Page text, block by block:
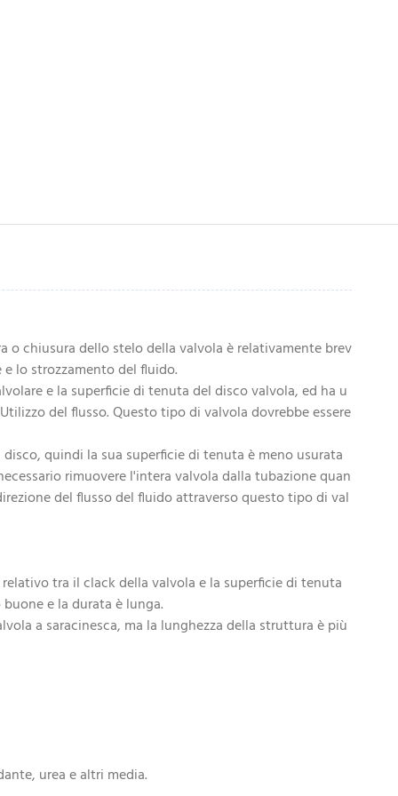
o chiusura dello stelo della valvola è relativamente brev
lo strozzamento del fluido.
e la superficie di tenuta del disco valvola, ed ha u
del flusso. Questo tipo di valvola dovrebbe essere
quindi la sua superficie di tenuta è meno usurata
rimuovere l'intera valvola dalla tubazione quan
del flusso del fluido attraverso questo tipo di val
tra il clack della valvola e la superficie di tenuta
e la durata è lunga.
a saracinesca, ma la lunghezza della struttura è più
urea e altri media.